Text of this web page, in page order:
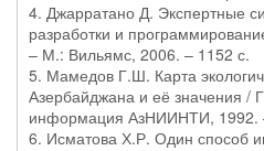
4. Джарратано Д. Экспертные
разработки и
– М.: Вильямс, 2006. – 1152 с.
5. Мамедов Г.Ш. Карта
Азербайджана и её значения
информация АзНИИНТИ, 1992.
6. Исматова Х.Р. Один способ